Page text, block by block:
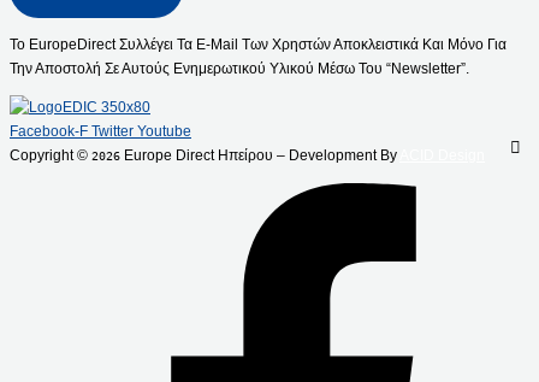
Το EuropeDirect Συλλέγει Τα E-Mail Των Χρηστών Αποκλειστικά Και Μόνο Για
Την Αποστολή Σε Αυτούς Ενημερωτικού Υλικού Μέσω Του “Newsletter”.
Facebook-F Twitter Youtube
Copyright © 2026 Europe Direct Ηπείρου – Development By